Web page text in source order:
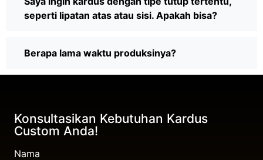
seperti lipatan atas atau sisi. Apakah bisa?
Berapa lama waktu produksinya?
Konsultasikan Kebutuhan Kardus
Custom Anda!
Nama